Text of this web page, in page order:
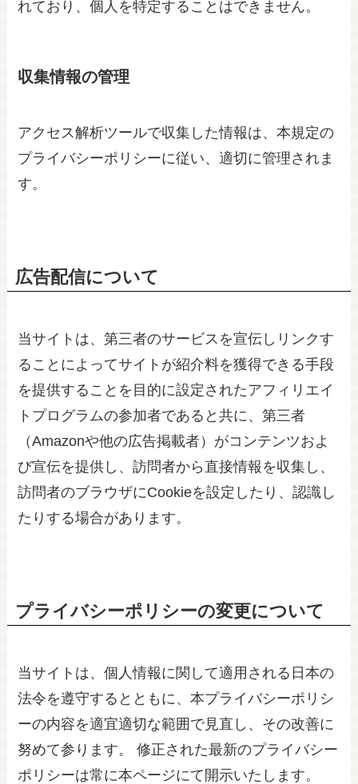
れており、個人を特定することはできません。
収集情報の管理
アクセス解析ツールで収集した情報は、本規定の
プライバシーポリシーに従い、適切に管理されま
す。
広告配信について
当サイトは、第三者のサービスを宣伝しリンクす
ることによってサイトが紹介料を獲得できる手段
を提供することを目的に設定されたアフィリエイ
トプログラムの参加者であると共に、第三者
（Amazonや他の広告掲載者）がコンテンツおよ
び宣伝を提供し、訪問者から直接情報を収集し、
訪問者のブラウザにCookieを設定したり、認識し
たりする場合があります。
プライバシーポリシーの変更について
当サイトは、個人情報に関して適用される日本の
法令を遵守するとともに、本プライバシーポリシ
ーの内容を適宜適切な範囲で見直し、その改善に
努めて参ります。 修正された最新のプライバシー
ポリシーは常に本ページにて開示いたします。